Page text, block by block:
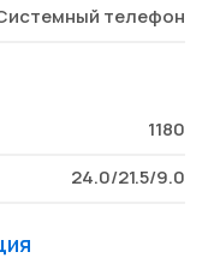
телефон
1180
24.0/21.5/9.0